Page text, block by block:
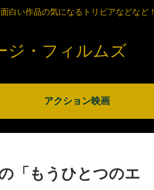
白い作品の気になるトリビアなどなど！
ジ・フィルムズ
アクション映画
「もうひとつのエ